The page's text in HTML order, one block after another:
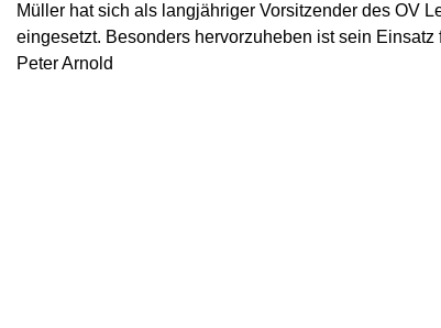
Müller hat sich als langjähriger Vorsitzender des OV
eingesetzt. Besonders hervorzuheben ist sein
Peter Arnold